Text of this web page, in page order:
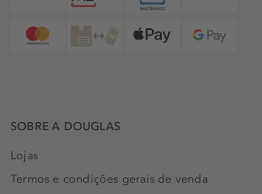
SOBRE A DOUGLAS
Lojas
Termos e condições gerais de venda